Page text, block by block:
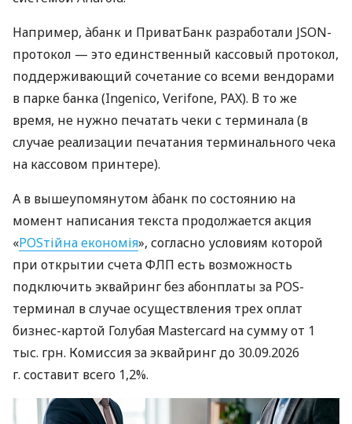
Например, àбанк и ПриватБанк разработали JSON-
протокол — это единственный кассовый протокол,
поддерживающий сочетание со всеми вендорами
в парке банка (Ingenico, Verifone, PAX). В то же
время, не нужно печатать чеки с терминала (в
случае реализации печатания терминального чека
на кассовом принтере).
А в вышеупомянутом àбанк по состоянию на
момент написания текста продолжается акция
«POSтійна економія», согласно условиям которой
при открытии счета ФЛП есть возможность
подключить эквайринг без абонплаты за POS-
терминал в случае осуществления трех оплат
бизнес-картой Голубая Mastercard на сумму от 1
тыс. грн. Комиссия за эквайринг до 30.09.2026
г. составит всего 1,2%.